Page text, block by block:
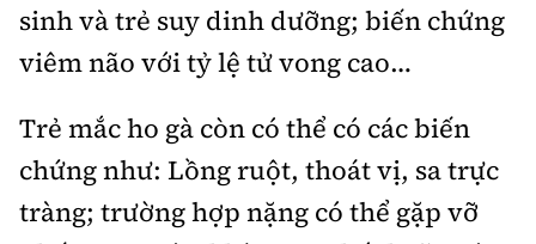
sinh và trẻ suy dinh dưỡng; biến chứng
viêm não với tỷ lệ tử vong cao…
Trẻ mắc ho gà còn có thể có các biến
chứng như: Lồng ruột, thoát vị, sa trực
tràng; trường hợp nặng có thể gặp vỡ